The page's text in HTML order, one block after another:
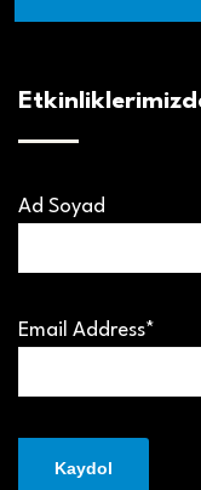
Ad Soyad
Email Address*